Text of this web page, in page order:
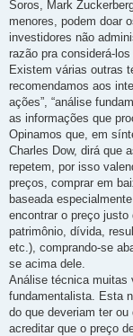
Soros, Mark
menores, podem doar
investidores não
razão pra considerá-
Existem várias outras
recomendamos aos
ações”, “análise
as informações que
Opinamos que, em
Charles Dow, dirá que
repetem, por isso
preços, comprar em
baseada
encontrar o preço justo
patrimônio, dívida,
etc.), comprando-se
se acima dele.
Análise técnica muitas
fundamentalista. Esta
do que deveriam ter
acreditar que o preço